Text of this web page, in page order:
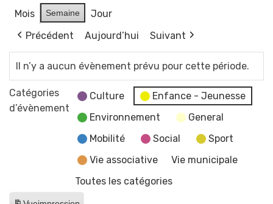
Mois Semaine
Jour
Précédent
Aujourd’hui Suivant
Il n’y a aucun évènement prévu pour cette période.
Catégories
d’évènement
Culture
Enfance - Jeunesse
Environnement
General
Mobilité
Social
Sport
Vie associative
Vie municipale
Toutes les catégories